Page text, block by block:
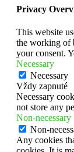
Privacy
This website
the working of
your consent.
Necessary
Necessary
Vždy zapnuté
Necessary
not store any
Non-necessary
Non-
Any cookies